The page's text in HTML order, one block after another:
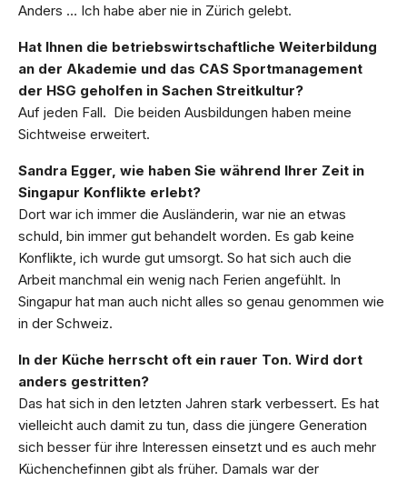
Anders … Ich habe aber nie in Zürich gelebt.
Hat Ihnen die betriebswirtschaftliche Weiterbildung
an der Akademie und das CAS Sportmanagement
der HSG geholfen in Sachen Streitkultur?
Auf jeden Fall. Die beiden Ausbildungen haben meine
Sichtweise erweitert.
Sandra Egger, wie haben Sie während Ihrer Zeit in
Singapur Konflikte erlebt?
Dort war ich immer die Ausländerin, war nie an etwas
schuld, bin immer gut behandelt worden. Es gab keine
Konflikte, ich wurde gut umsorgt. So hat sich auch die
Arbeit manchmal ein wenig nach Ferien angefühlt. In
Singapur hat man auch nicht alles so genau genommen wie
in der Schweiz.
In der Küche herrscht oft ein rauer Ton. Wird dort
anders gestritten?
Das hat sich in den letzten Jahren stark verbessert. Es hat
vielleicht auch damit zu tun, dass die jüngere Generation
sich besser für ihre Interessen einsetzt und es auch mehr
Küchenchefinnen gibt als früher. Damals war der